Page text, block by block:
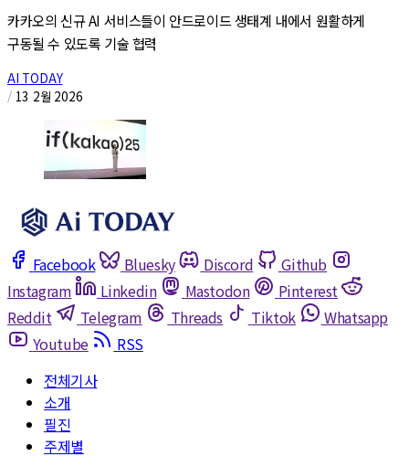
카카오의 신규 AI 서비스들이 안드로이드 생태계 내에서 원활하게
구동될 수 있도록 기술 협력
AI TODAY
/ 13 2월 2026
Facebook Bluesky Discord
Github
Instagram
Linkedin Mastodon
Pinterest
Reddit
Telegram Threads Tiktok
Whatsapp
Youtube
RSS
전체기사
소개
필진
주제별